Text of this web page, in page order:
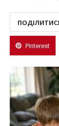
Pinterest